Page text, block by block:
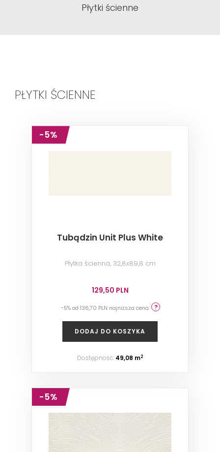
Płytki ścienne
PŁYTKI ŚCIENNE
-5%
Tubądzin Unit Plus White
Płytka ścienna, 32,8x89,8 cm
129,50 PLN
-5% od 136,70 PLN najniższa cena
DODAJ DO KOSZYKA
Dostępność: 49,08 m2
-5%